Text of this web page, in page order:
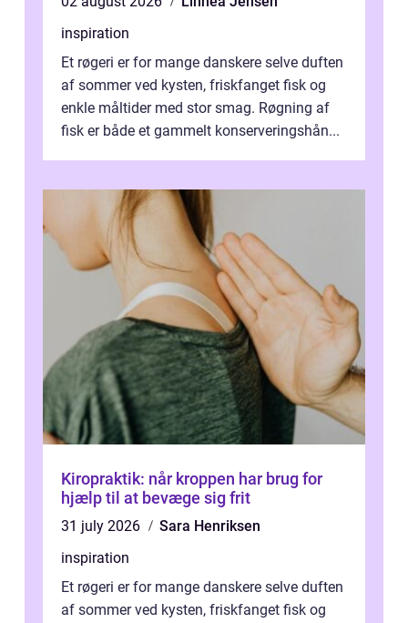
inspiration
Et røgeri er for mange danskere selve duften
af sommer ved kysten, friskfanget fisk og
enkle måltider med stor smag. Røgning af
fisk er både et gammelt konserveringshån...
Kiropraktik: når kroppen har brug for
hjælp til at bevæge sig frit
31 july 2026
Sara Henriksen
inspiration
Et røgeri er for mange danskere selve duften
af sommer ved kysten, friskfanget fisk og